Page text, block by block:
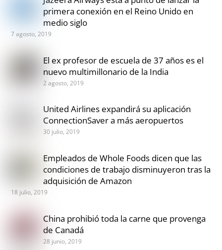
primera conexión en el Reino Unido en
medio siglo
7 agosto, 2019
El ex profesor de escuela de 37 años es el
nuevo multimillonario de la India
2 agosto, 2019
United Airlines expandirá su aplicación
ConnectionSaver a más aeropuertos
30 julio, 2019
Empleados de Whole Foods dicen que las
condiciones de trabajo disminuyeron tras la
adquisición de Amazon
18 julio, 2019
China prohibió toda la carne que provenga
de Canadá
28 junio, 2019